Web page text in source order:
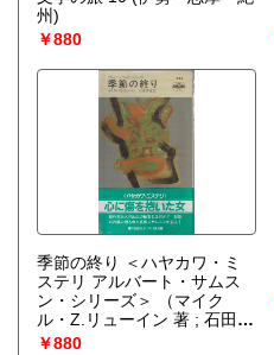
州)
￥880
季節の終り ＜ハヤカワ・ミ
ステリ アルバート・サムス
ン・シリーズ＞
（マイク
ル・Z.リューイン 著 ; 石田善
彦 訳）
￥880